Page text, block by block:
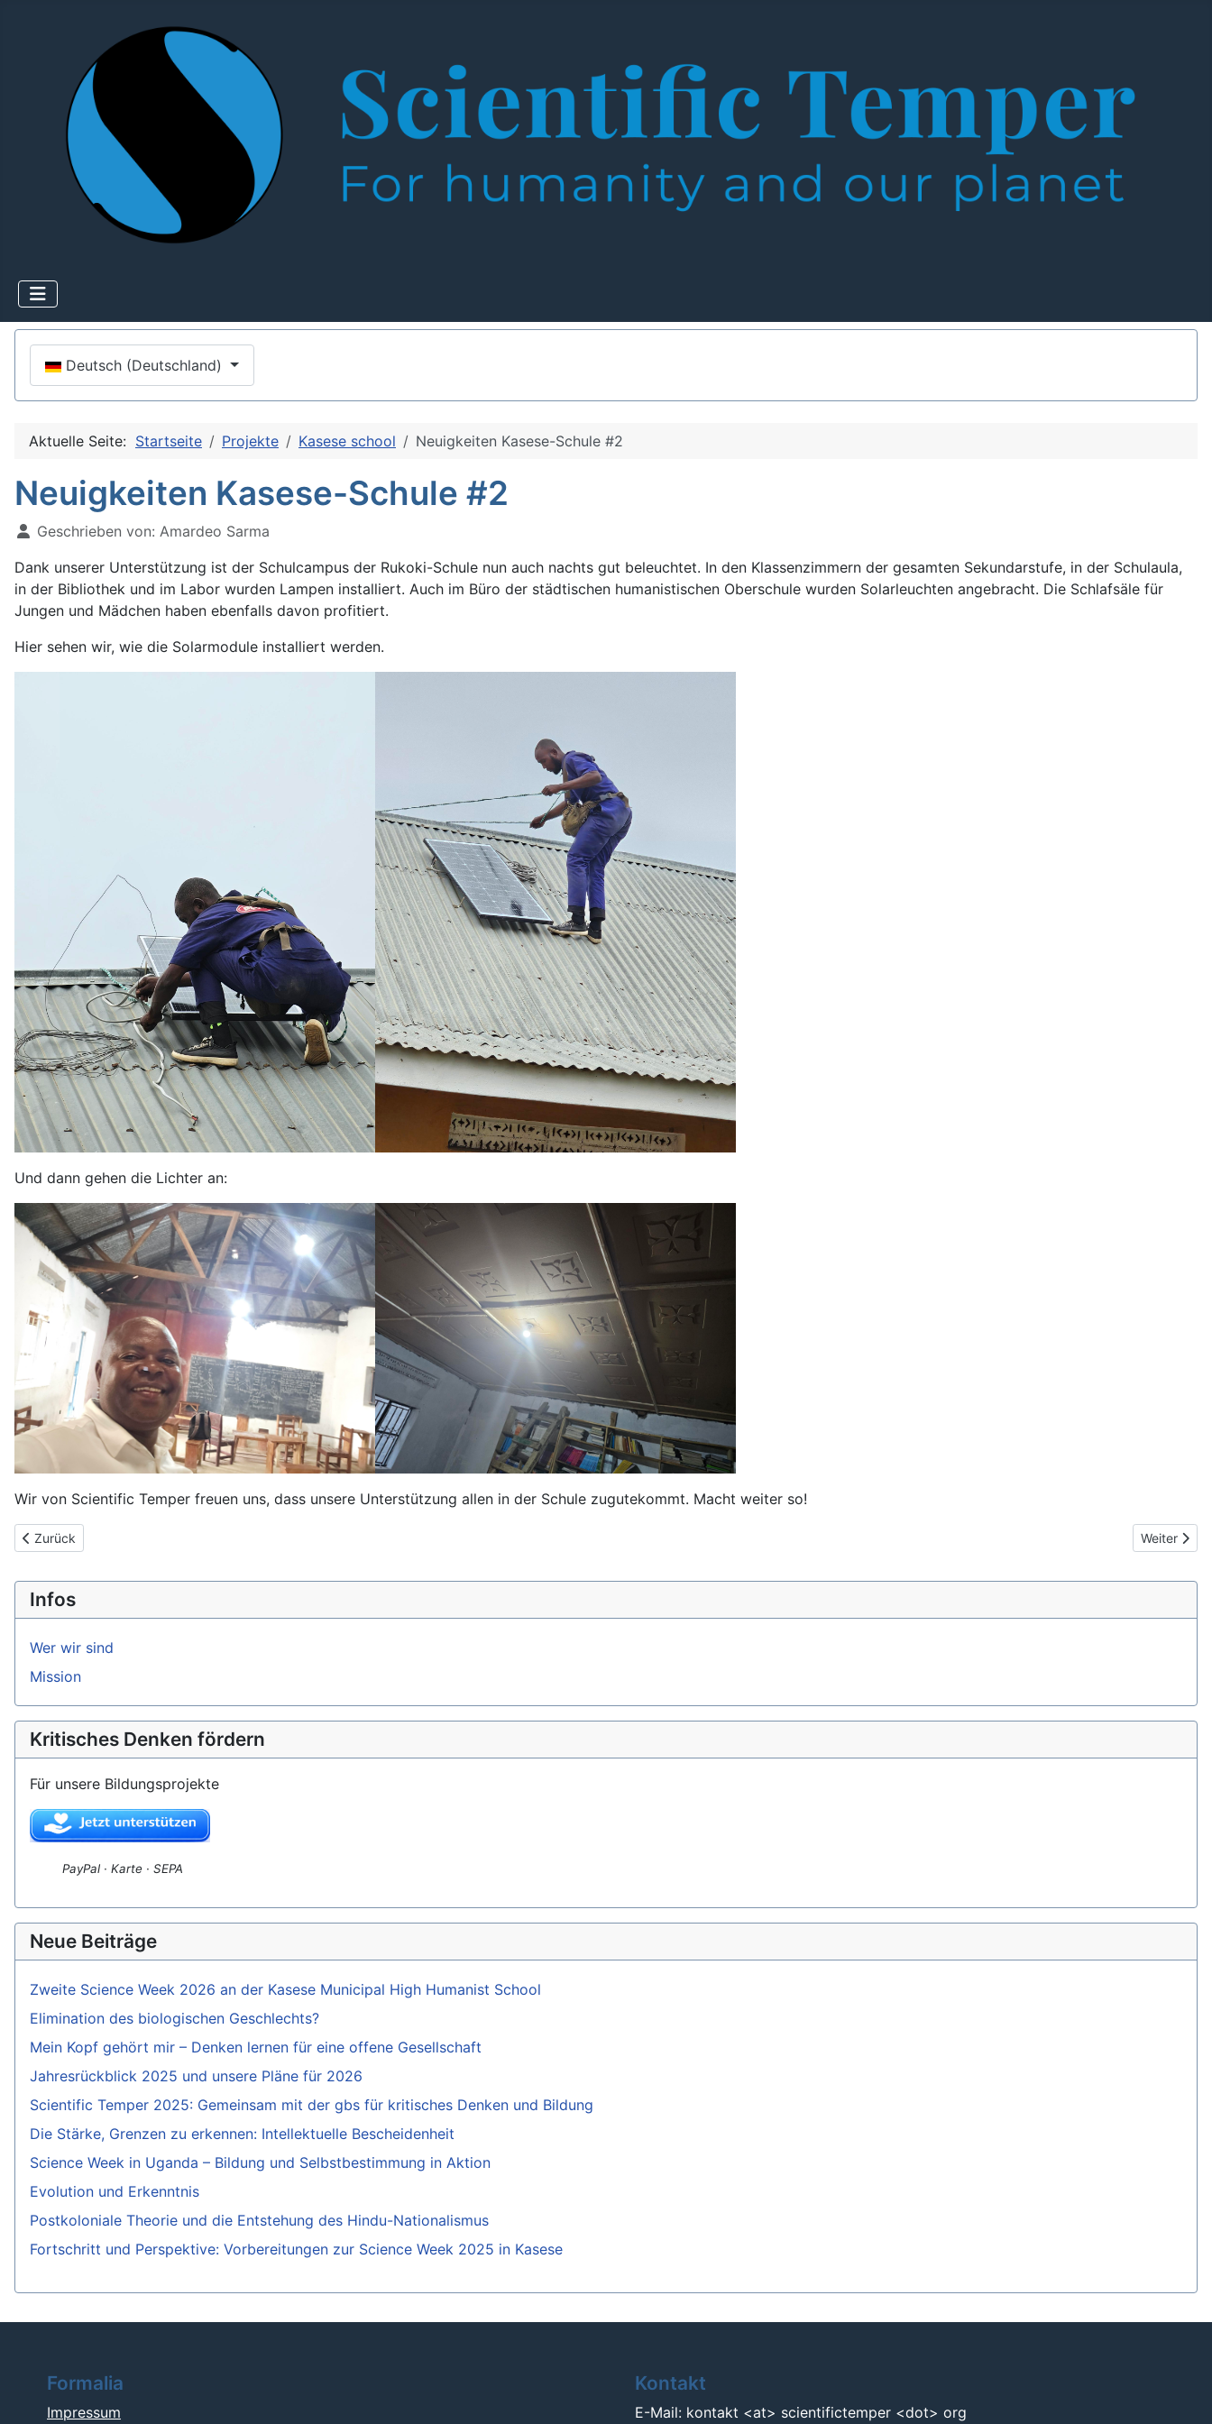
Sprache auswählen
Deutsch (Deutschland)
Aktuelle Seite: Startseite Projekte Kasese school Neuigkeiten Kasese-Schule #2
Neuigkeiten Kasese-Schule #2
Geschrieben von: Amardeo Sarma
Dank unserer Unterstützung ist der Schulcampus der Rukoki-Schule nun auch nachts gut beleuchtet. In den Klassenzimmern der gesamten Sekundarstufe, in der Schulaula,
in der Bibliothek und im Labor wurden Lampen installiert. Auch im Büro der städtischen humanistischen Oberschule wurden Solarleuchten angebracht. Die Schlafsäle für
Jungen und Mädchen haben ebenfalls davon profitiert.
Hier sehen wir, wie die Solarmodule installiert werden.
Und dann gehen die Lichter an:
Wir von Scientific Temper freuen uns, dass unsere Unterstützung allen in der Schule zugutekommt. Macht weiter so!
Vorheriger Beitrag: Neuigkeiten Kasese-Schule #3
Zurück Nächster
Weiter
Infos
Wer wir sind
Mission
Kritisches Denken fördern
Für unsere Bildungsprojekte
PayPal · Karte · SEPA
Neue Beiträge
Zweite Science Week 2026 an der Kasese Municipal High Humanist School
Elimination des biologischen Geschlechts?
Mein Kopf gehört mir – Denken lernen für eine offene Gesellschaft
Jahresrückblick 2025 und unsere Pläne für 2026
Scientific Temper 2025: Gemeinsam mit der gbs für kritisches Denken und Bildung
Die Stärke, Grenzen zu erkennen: Intellektuelle Bescheidenheit
Science Week in Uganda – Bildung und Selbstbestimmung in Aktion
Evolution und Erkenntnis
Postkoloniale Theorie und die Entstehung des Hindu-Nationalismus
Fortschritt und Perspektive: Vorbereitungen zur Science Week 2025 in Kasese
Formalia
Impressum
Kontakt
E-Mail: kontakt <at> scientifictemper <dot> org